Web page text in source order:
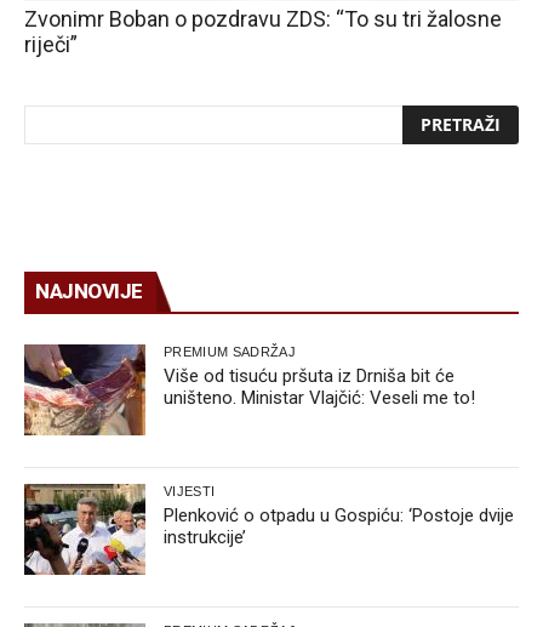
Zvonimr Boban o pozdravu ZDS: “To su tri žalosne
riječi”
NAJNOVIJE
PREMIUM SADRŽAJ
Više od tisuću pršuta iz Drniša bit će
uništeno. Ministar Vlajčić: Veseli me to!
VIJESTI
Plenković o otpadu u Gospiću: ‘Postoje dvije
instrukcije’